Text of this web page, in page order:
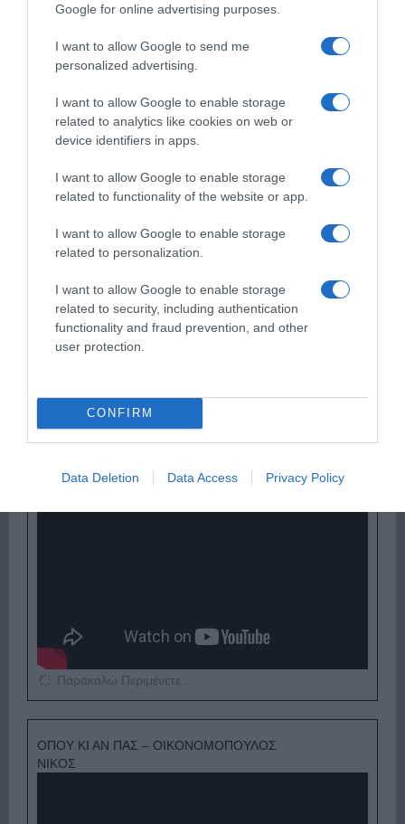
Google for online advertising purposes.
I want to allow Google to send me
personalized advertising.
I want to allow Google to enable storage
related to analytics like cookies on web or
device identifiers in apps.
I want to allow Google to enable storage
related to functionality of the website or app.
I want to allow Google to enable storage
related to personalization.
I want to allow Google to enable storage
related to security, including authentication
functionality and fraud prevention, and other
user protection.
CONFIRM
Data Deletion Data Access Privacy Policy
Παρακαλώ Περιμένετε...
ΔΕΥΤΕΡΑ – ΡΕΜΟΣ ΑΝΤΩΝΗΣ
Παρακαλώ Περιμένετε...
ΕΞΑΙΡΕΣΗ – ΒΙΣΣΗ ΑΝΝΑ
Παρακαλώ Περιμένετε...
ΟΠΟΥ ΚΙ ΑΝ ΠΑΣ – ΟΙΚΟΝΟΜΟΠΟΥΛΟΣ
ΝΙΚΟΣ